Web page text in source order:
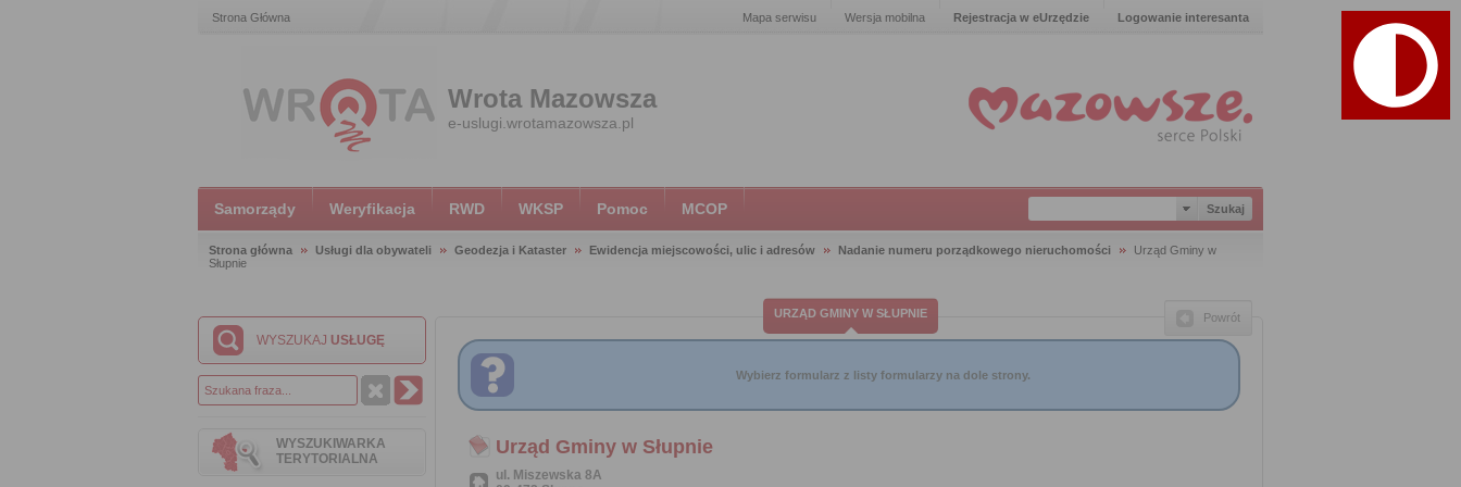
Strona Główna Mapa serwisu Wersja mobilna Rejestracja w eUrzędzie Logowanie interesanta
Wrota Mazowsza
e-uslugi.wrotamazowsza.pl
Samorządy Weryfikacja RWD WKSP Pomoc MCOP
Strona główna Usługi dla obywateli Geodezja i Kataster Ewidencja miejscowości, ulic i adresów Nadanie numeru porządkowego nieruchomości
Urząd Gminy w
Słupnie
WYSZUKAJ USŁUGĘ
WYSZUKIWARKA
TERYTORIALNA
URZĄD GMINY W SŁUPNIE Powrót
Wybierz formularz z listy formularzy na dole strony.
Urząd Gminy w Słupnie
ul. Miszewska 8A